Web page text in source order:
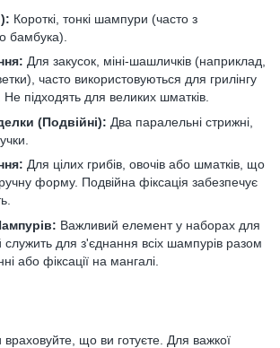
Короткі, тонкі шампури (часто з
бамбука).
Для закусок, міні-шашличків (наприклад,
часто використовуються для грилінгу
Не підходять для великих шматків.
(Подвійні): Два паралельні стрижні,
Для цілих грибів, овочів або шматків, що
форму. Подвійна фіксація забезпечує
Важливий елемент у наборах для
для з'єднання всіх шампурів разом
або фіксації на мангалі.
що ви готуєте. Для важкої